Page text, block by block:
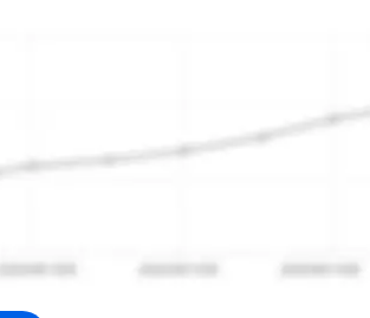
な社会を築くため
ジーで新しいワークスタイルを実現するた